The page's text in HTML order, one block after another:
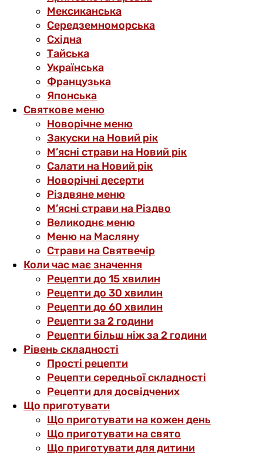
Мексиканська
Середземноморська
Східна
Тайська
Українська
Французька
Японська
Святкове меню
Новорічне меню
Закуски на Новий рік
М’ясні страви на Новий рік
Салати на Новий рік
Новорічні десерти
Різдвяне меню
М’ясні страви на Різдво
Великоднє меню
Меню на Масляну
Страви на Святвечір
Коли час має значення
Рецепти до 15 хвилин
Рецепти до 30 хвилин
Рецепти до 60 хвилин
Рецепти за 2 години
Рецепти більш ніж за 2 години
Рівень складності
Прості рецепти
Рецепти середньої складності
Рецепти для досвідчених
Що приготувати
Що приготувати на кожен день
Що приготувати на свято
Що приготувати для дитини